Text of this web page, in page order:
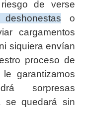
de verse
o
cargamentos
siquiera envían
proceso de
garantizamos
sorpresas
se quedará sin